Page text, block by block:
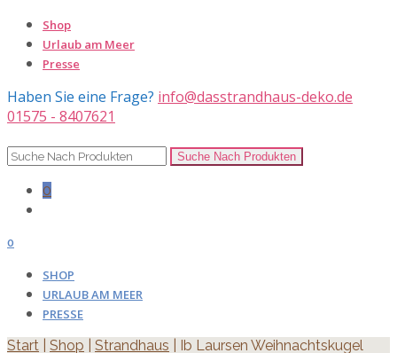
Shop
Urlaub am Meer
Presse
Haben Sie eine Frage? info@dasstrandhaus-deko.de
01575 - 8407621
0
0
SHOP
URLAUB AM MEER
PRESSE
Start Shop Strandhaus | Ib Laursen Weihnachtskugel